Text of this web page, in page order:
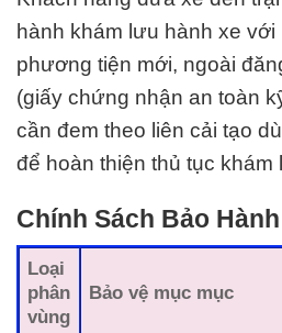
hành khám lưu hành xe
phương tiện mới, ngoài
(giấy chứng nhận an toàn
cần đem theo liên cải tạo
để hoàn thiện thủ tục khám
Chính Sách Bảo Hành
Loại
phân
vùng
Bảo vệ mục mục